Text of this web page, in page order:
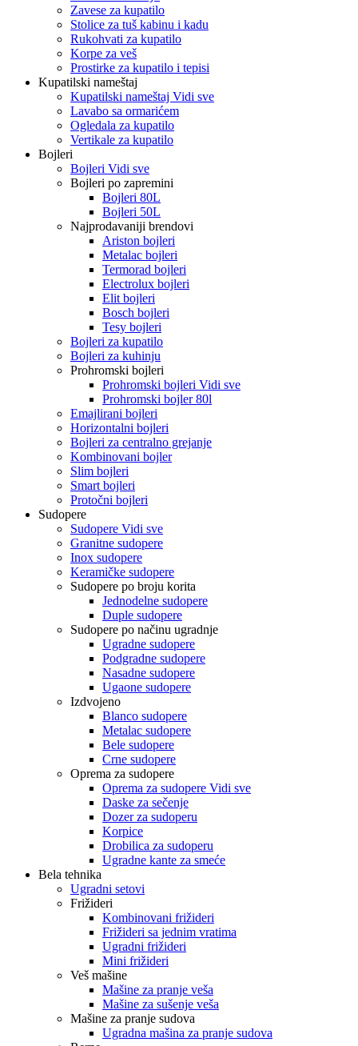
Zavese za kupatilo
Stolice za tuš kabinu i kadu
Rukohvati za kupatilo
Korpe za veš
Prostirke za kupatilo i tepisi
Kupatilski nameštaj
Kupatilski nameštaj Vidi sve
Lavabo sa ormarićem
Ogledala za kupatilo
Vertikale za kupatilo
Bojleri
Bojleri Vidi sve
Bojleri po zapremini
Bojleri 80L
Bojleri 50L
Najprodavaniji brendovi
Ariston bojleri
Metalac bojleri
Termorad bojleri
Electrolux bojleri
Elit bojleri
Bosch bojleri
Tesy bojleri
Bojleri za kupatilo
Bojleri za kuhinju
Prohromski bojleri
Prohromski bojleri Vidi sve
Prohromski bojler 80l
Emajlirani bojleri
Horizontalni bojleri
Bojleri za centralno grejanje
Kombinovani bojler
Slim bojleri
Smart bojleri
Protočni bojleri
Sudopere
Sudopere Vidi sve
Granitne sudopere
Inox sudopere
Keramičke sudopere
Sudopere po broju korita
Jednodelne sudopere
Duple sudopere
Sudopere po načinu ugradnje
Ugradne sudopere
Podgradne sudopere
Nasadne sudopere
Ugaone sudopere
Izdvojeno
Blanco sudopere
Metalac sudopere
Bele sudopere
Crne sudopere
Oprema za sudopere
Oprema za sudopere Vidi sve
Daske za sečenje
Dozer za sudoperu
Korpice
Drobilica za sudoperu
Ugradne kante za smeće
Bela tehnika
Ugradni setovi
Frižideri
Kombinovani frižideri
Frižideri sa jednim vratima
Ugradni frižideri
Mini frižideri
Veš mašine
Mašine za pranje veša
Mašine za sušenje veša
Mašine za pranje sudova
Ugradna mašina za pranje sudova